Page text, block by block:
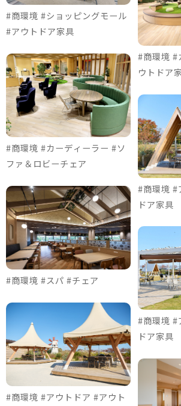
#商環境 #ショッピングモール
#アウトドア家具
#商環境 #カーディーラー #ソ
ファ＆ロビーチェア
#商環境 #スパ #チェア
#商環境 #アウトドア #アウト
#商環境 #
ウトドア
#商環境 #
ドア家具
#商環境 #
ドア家具